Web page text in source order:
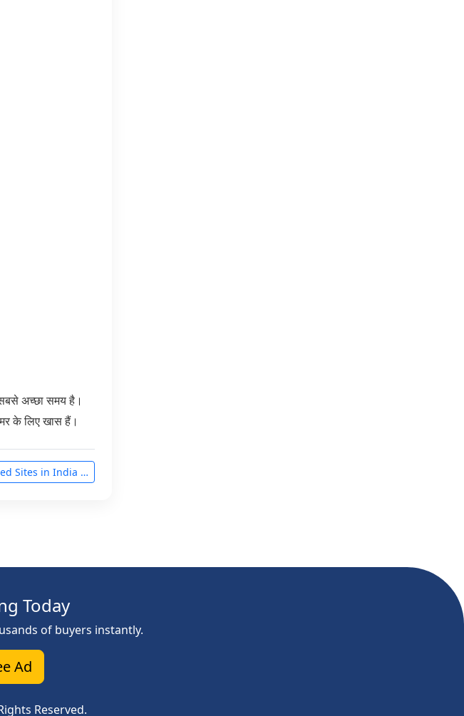
अच्छा समय है।
के लिए खास हैं।
Sites in India …
Today
of buyers instantly.
Ad
Reserved.